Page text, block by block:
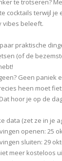
te trotseren?
cocktails terwijl je
vibes beleeft.
praktische
(of de
Geen paniek
heen moet
hoor je op de
data (zet ze in je
openen: 25
sluiten: 29
meer kosteloos